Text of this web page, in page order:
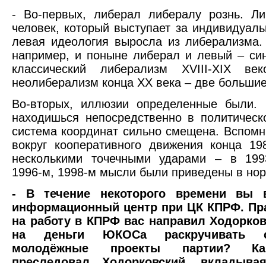
- Во-первых, либерал либералу рознь.
человек, который выступает за
левая идеология выросла из
например, и поныне либерал и левый –
классический либерализм XVIII-XIX
неолиберализм конца XX века – две
Во-вторых, иллюзии определенные были.
находишься непосредственно в
система координат сильно смещена.
вокруг кооперативного движения конца
несколькими точечными ударами – в
1996-м, 1998-м мысли были приведены в
- В течение некоторого времени вы
информационный центр при ЦК КПРФ.
на работу в КПРФ вас направил
на деньги ЮКОСа раскручивать
молодёжные проекты партии?